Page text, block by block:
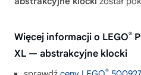
Więcej informacji o LEGO®
XL — abstrakcyjne klocki
®